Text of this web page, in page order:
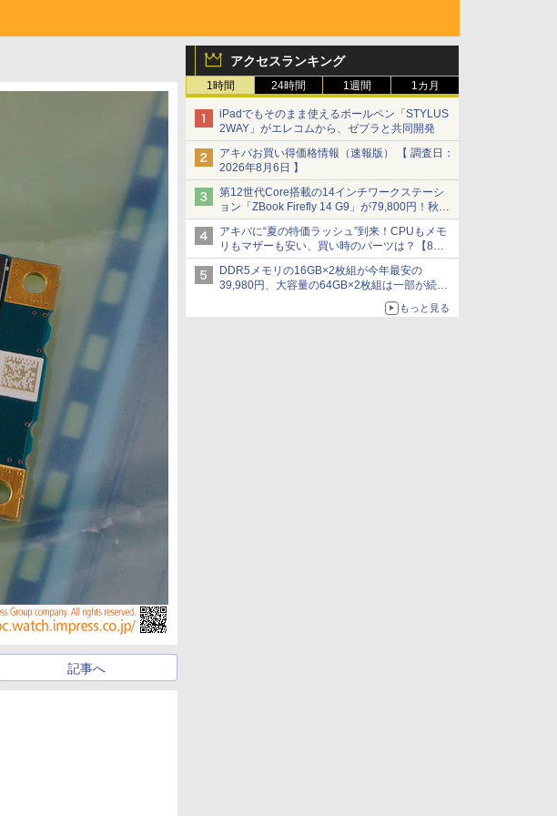
アクセスランキング
1時間 24時間 1週間 1カ月
iPadでもそのまま使えるボールペン「STYLUS
2WAY」がエレコムから、ゼブラと共同開発
アキバお買い得価格情報（速報版） 【 調査日：
2026年8月6日 】
第12世代Core搭載の14インチワークステーシ
ョン「ZBook Firefly 14 G9」が79,800円！秋葉
原で中古PCセール
アキバに“夏の特価ラッシュ”到来！CPUもメモ
リもマザーも安い、買い時のパーツは？【8月7
日(金)22時配信】
DDR5メモリの16GB×2枚組が今年最安の
39,980円、大容量の64GB×2枚組は一部が続騰
もっと見る
記事へ